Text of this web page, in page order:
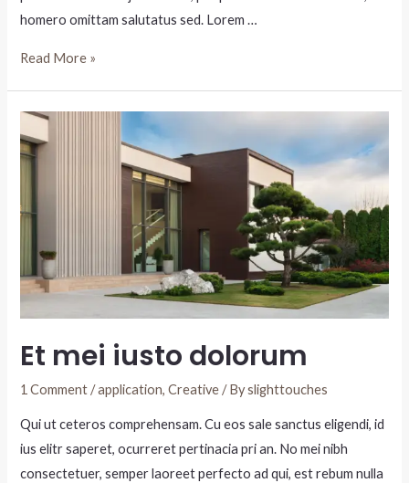
homero omittam salutatus sed. Lorem …
Read More »
Et mei iusto dolorum
1 Comment /application,Creative/ Byslighttouches
Qui ut ceteros comprehensam. Cu eos sale sanctus eligendi, id
ius elitr saperet, ocurreret pertinacia pri an. No mei nibh
consectetuer, semper laoreet perfecto ad qui, est rebum nulla